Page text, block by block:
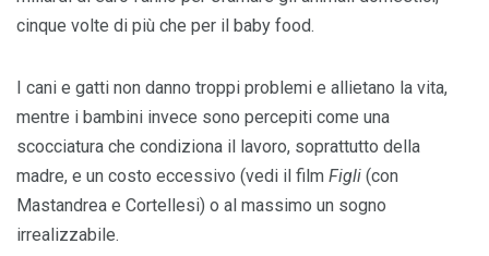
cinque volte di più che per il baby food.
I cani e gatti non danno troppi problemi e allietano la vita,
mentre i bambini invece sono percepiti come una
scocciatura che condiziona il lavoro, soprattutto della
madre, e un costo eccessivo (vedi il film Figli (con
Mastandrea e Cortellesi) o al massimo un sogno
irrealizzabile.